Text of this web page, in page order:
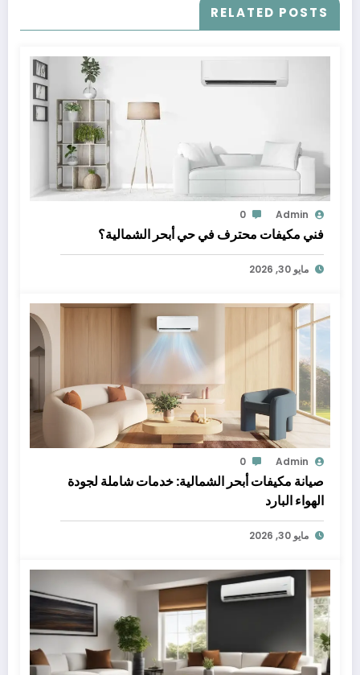
RELATED POSTS
Admin
0
فني مكيفات محترف في حي أبحر الشمالية؟
مايو 30, 2026
Admin
0
صيانة مكيفات أبحر الشمالية: خدمات شاملة لجودة
الهواء البارد
مايو 30, 2026